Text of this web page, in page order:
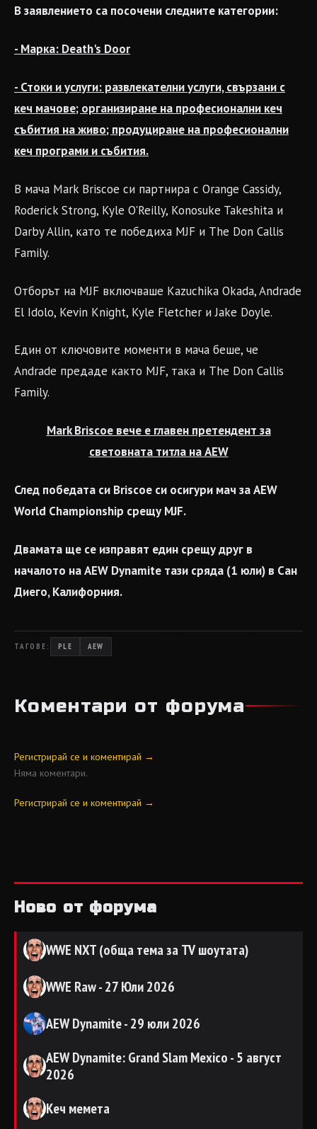
В заявлението са посочени следните категории:
- Марка: Death's Door
- Стоки и услуги: развлекателни услуги, свързани с
кеч мачове; организиране на професионални кеч
събития на живо; продуциране на професионални
кеч програми и събития.
В мача Mark Briscoe си партнира с Orange Cassidy,
Roderick Strong, Kyle O'Reilly, Konosuke Takeshita и
Darby Allin, като те победиха MJF и The Don Callis
Family.
Отборът на MJF включваше Kazuchika Okada, Andrade
El Idolo, Kevin Knight, Kyle Fletcher и Jake Doyle.
Един от ключовите моменти в мача беше, че
Andrade предаде както MJF, така и The Don Callis
Family.
Mark Briscoe вече е главен претендент за
световната титла на AEW
След победата си Briscoe си осигури мач за AEW
World Championship срещу MJF.
Двамата ще се изправят един срещу друг в
началото на AEW Dynamite тази сряда (1 юли) в Сан
Диего, Калифорния.
ТАГОВЕ: PLE AEW
Коментари от форума
Регистрирай се и коментирай →
Няма коментари.
Регистрирай се и коментирай →
Ново от форума
WWE NXT (обща тема за TV шоутата)
WWE Raw - 27 Юли 2026
AEW Dynamite - 29 юли 2026
AEW Dynamite: Grand Slam Mexico - 5 август
2026
Кеч мемета